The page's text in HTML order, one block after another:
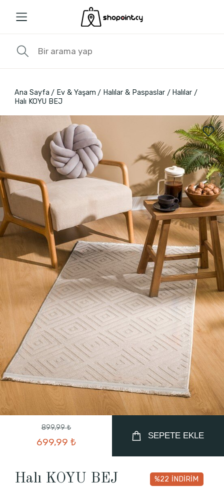
Ana Sayfa Ev & Yaşam Halılar & Paspaslar
Halılar
Halı KOYU BEJ
899,99 ₺
699,99 ₺
SEPETE EKLE
Halı KOYU BEJ %22 İNDİRİM